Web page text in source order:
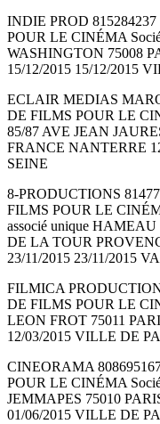
INDIE PROD
POUR LE CINÉMA
WASHINGTON 75008
15/12/2015 15/12/2015
ECLAIR MEDIAS
DE FILMS POUR LE
85/87 AVE JEAN
FRANCE NANTERRE
SEINE
8-PRODUCTIONS
FILMS POUR LE
associé unique
DE LA TOUR
23/11/2015 23/11/2015
FILMICA
DE FILMS POUR LE
LEON FROT 75011
12/03/2015 VILLE DE
CINEORAMA
POUR LE CINÉMA
JEMMAPES 75010
01/06/2015 VILLE DE